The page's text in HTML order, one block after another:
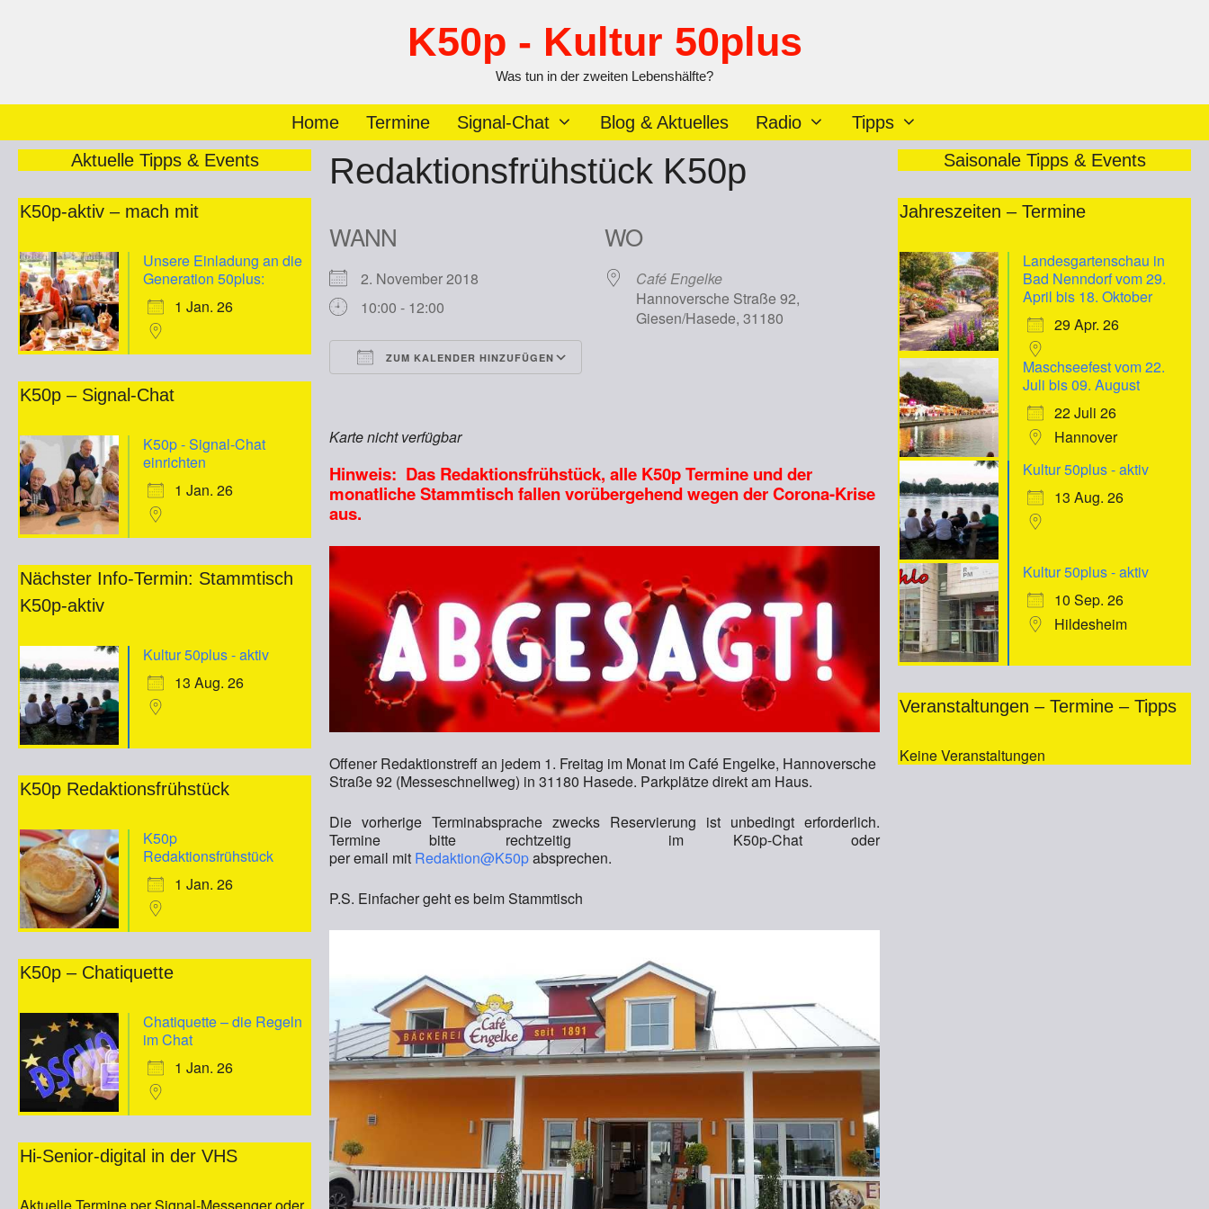
K50p - Kultur 50plus
Was tun in der zweiten Lebenshälfte?
Home Termine Signal-Chat Blog & Aktuelles Radio Tipps
Redaktionsfrühstück K50p
WANN
2. November 2018
10:00 - 12:00
ZUM KALENDER HINZUFÜGEN
iCalendar Office 365
WO
Café Engelke
Hannoversche Straße 92,
Giesen/Hasede, 31180
Karte nicht verfügbar
Hinweis: Das Redaktionsfrühstück, alle K50p Termine und der
monatliche Stammtisch fallen vorübergehend wegen der Corona-Krise
aus.
Offener Redaktionstreff an jedem 1. Freitag im Monat im Café Engelke, Hannoversche
Straße 92 (Messeschnellweg) in 31180 Hasede. Parkplätze direkt am Haus.
Die vorherige Terminabsprache zwecks Reservierung ist unbedingt erforderlich.
Termine bitte rechtzeitig im K50p-Chat oder
per email mit Redaktion@K50pabsprechen.
P.S. Einfacher geht es beim Stammtisch
Aktuelle Tipps & Events
K50p-aktiv – mach mit
Unsere Einladung an die
Generation 50plus:
1 Jan. 26
K50p – Signal-Chat
K50p - Signal-Chat
einrichten
1 Jan. 26
Nächster Info-Termin: Stammtisch
K50p-aktiv
Kultur 50plus - aktiv
13 Aug. 26
K50p Redaktionsfrühstück
K50p
Redaktionsfrühstück
1 Jan. 26
K50p – Chatiquette
Chatiquette – die Regeln
im Chat
1 Jan. 26
Hi-Senior-digital in der VHS
Saisonale Tipps & Events
Jahreszeiten – Termine
Landesgartenschau in
Bad Nenndorf vom 29.
April bis 18. Oktober
29 Apr. 26
Maschseefest vom 22.
Juli bis 09. August
22 Juli 26
Hannover
Kultur 50plus - aktiv
13 Aug. 26
Kultur 50plus - aktiv
10 Sep. 26
Hildesheim
Veranstaltungen – Termine – Tipps
Keine Veranstaltungen